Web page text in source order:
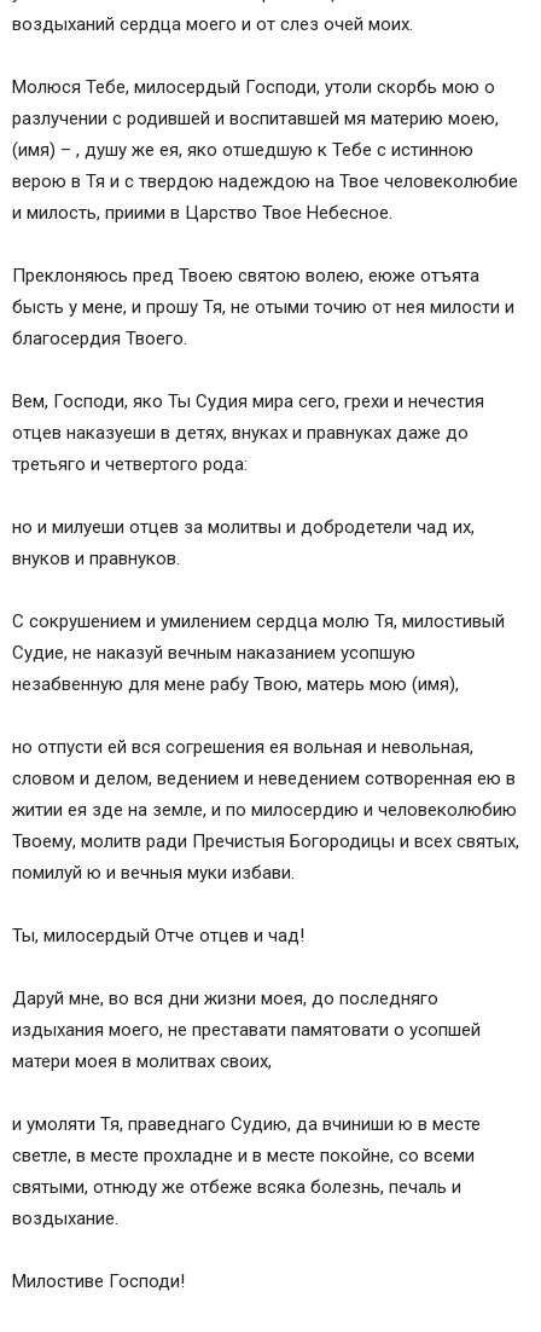
воздыханий сердца моего и от слез очей моих.
Молюся Тебе, милосердый Господи, утоли скорбь мою о
разлучении с родившей и воспитавшей мя материю моею,
(имя) – , душу же ея, яко отшедшую к Тебе с истинною
верою в Тя и с твердою надеждою на Твое человеколюбие
и милость, приими в Царство Твое Небесное.
Преклоняюсь пред Твоею святою волею, еюже отъята
бысть у мене, и прошу Тя, не отыми точию от нея милости и
благосердия Твоего.
Вем, Господи, яко Ты Судия мира сего, грехи и нечестия
отцев наказуеши в детях, внуках и правнуках даже до
третьяго и четвертого рода:
но и милуеши отцев за молитвы и добродетели чад их,
внуков и правнуков.
С сокрушением и умилением сердца молю Тя, милостивый
Судие, не наказуй вечным наказанием усопшую
незабвенную для мене рабу Твою, матерь мою (имя),
но отпусти ей вся согрешения ея вольная и невольная,
словом и делом, ведением и неведением сотворенная ею в
житии ея зде на земле, и по милосердию и человеколюбию
Твоему, молитв ради Пречистыя Богородицы и всех святых,
помилуй ю и вечныя муки избави.
Ты, милосердый Отче отцев и чад!
Даруй мне, во вся дни жизни моея, до последняго
издыхания моего, не преставати памятовати о усопшей
матери моея в молитвах своих,
и умоляти Тя, праведнаго Судию, да вчиниши ю в месте
светле, в месте прохладне и в месте покойне, со всеми
святыми, отнюду же отбеже всяка болезнь, печаль и
воздыхание.
Милостиве Господи!